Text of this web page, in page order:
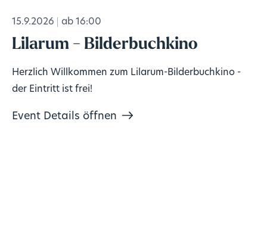
15.9.2026 ab 16:00
Lilarum - Bilderbuchkino
Herzlich Willkommen zum Lilarum-Bilderbuchkino -
der Eintritt ist frei!
Event Details öffnen